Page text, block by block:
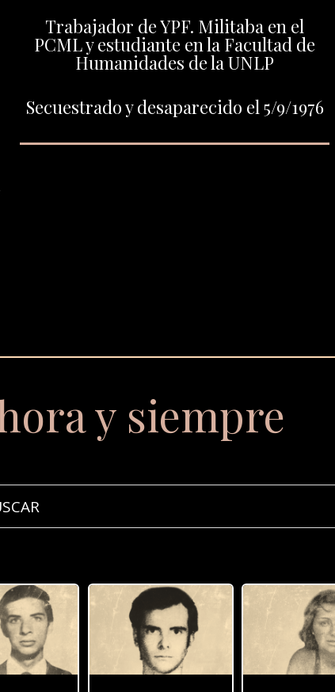
Trabajador de YPF. Militaba en el
PCML y estudiante en la Facultad de
Humanidades de la UNLP
Secuestrado y desaparecido el 5/9/1976
y siempre